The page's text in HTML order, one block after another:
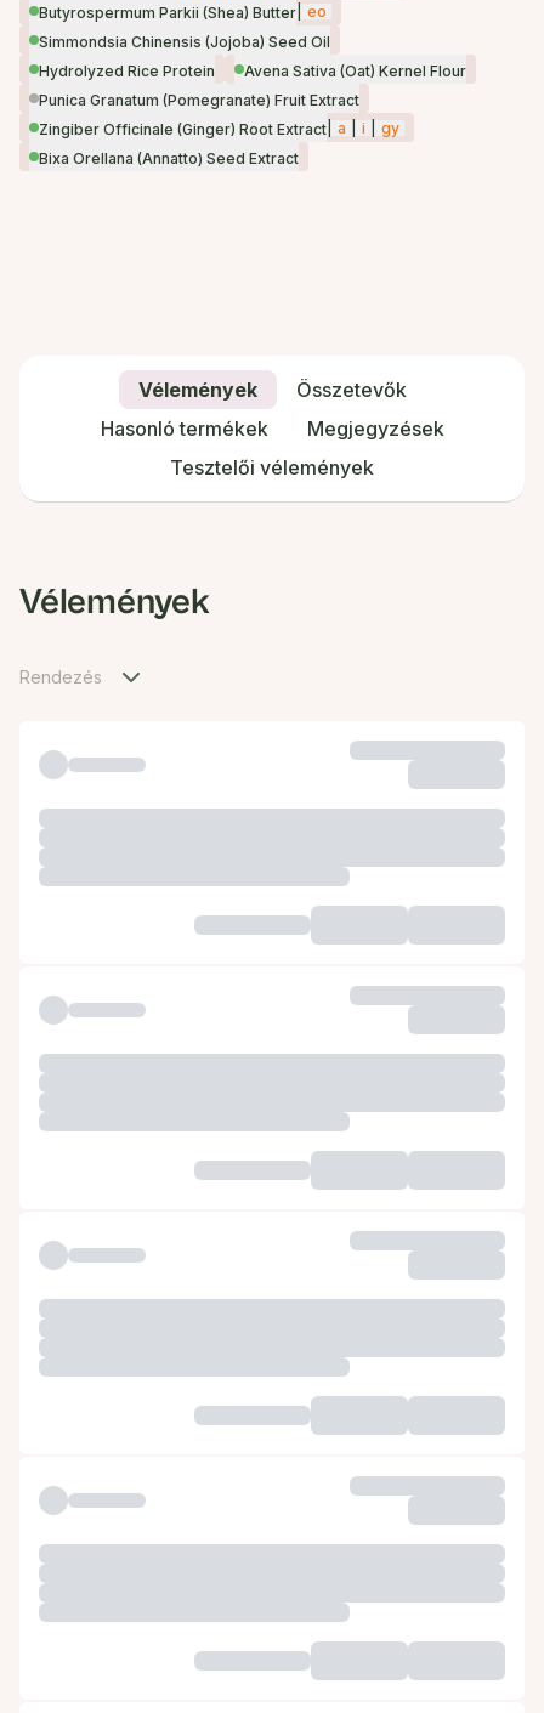
Butyrospermum Parkii (Shea) Butter eo
Simmondsia Chinensis (Jojoba) Seed Oil
Hydrolyzed Rice Protein
Avena Sativa (Oat) Kernel Flour
Punica Granatum (Pomegranate) Fruit Extract
Zingiber Officinale (Ginger) Root Extract a i
gy
Bixa Orellana (Annatto) Seed Extract
Vélemények
Összetevők
Hasonló termékek
Megjegyzések
Tesztelői vélemények
Vélemények
Rendezés